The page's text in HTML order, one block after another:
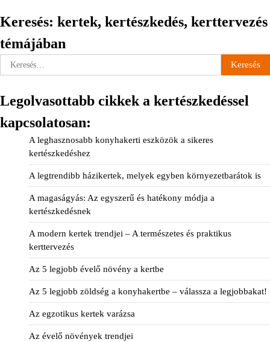
Keresés: kertek, kertészkedés, kerttervezés
témájában
Keresés:
Legolvasottabb cikkek a kertészkedéssel
kapcsolatosan:
A leghasznosabb konyhakerti eszközök a sikeres
kertészkedéshez
A legtrendibb házikertek, melyek egyben környezetbarátok is
A magaságyás: Az egyszerű és hatékony módja a
kertészkedésnek
A modern kertek trendjei – A természetes és praktikus
kerttervezés
Az 5 legjobb évelő növény a kertbe
Az 5 legjobb zöldség a konyhakertbe – válassza a legjobbakat!
Az egzotikus kertek varázsa
Az évelő növények trendjei